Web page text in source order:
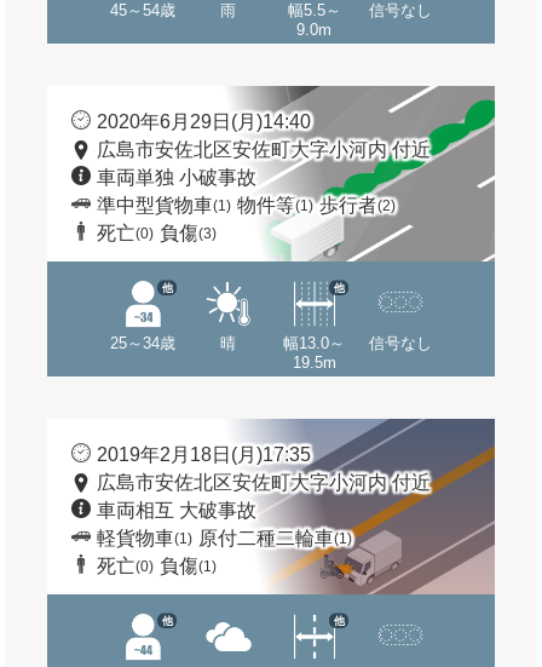
45～54歳 雨
幅5.5～
9.0m
信号なし
2020年6月29日(月)14:40
広島市安佐北区安佐町大字小河内 付近
車両単独 小破事故
準中型貨物車(1) 物件等(1) 歩行者(2)
死亡(0) 負傷(3)
25～34歳
他
晴
幅13.0～
19.5m
他
信号なし
2019年2月18日(月)17:35
広島市安佐北区安佐町大字小河内 付近
車両相互 大破事故
軽貨物車(1) 原付二種二輪車(1)
死亡(0) 負傷(1)
他 他